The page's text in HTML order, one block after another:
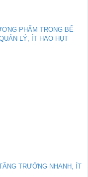
PHẨM TRONG BỂ
LÝ, ÍT HAO HỤT
TRƯỞNG NHANH, ÍT